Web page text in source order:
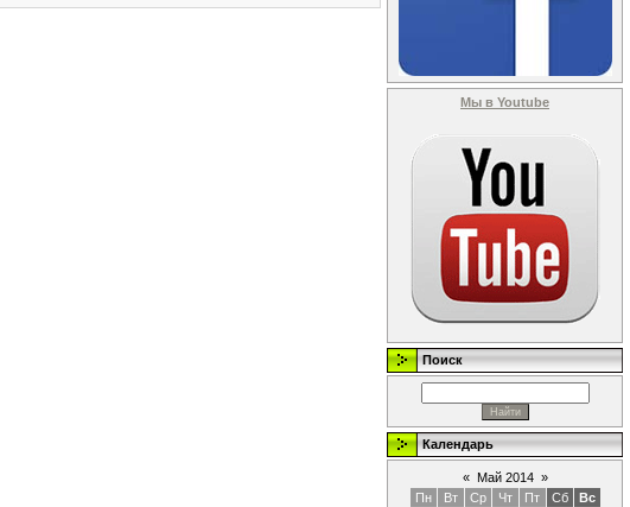
Мы в Youtube
Поиск
Календарь
« Май 2014 »
Пн
Вт Ср Чт Пт Сб
Вс